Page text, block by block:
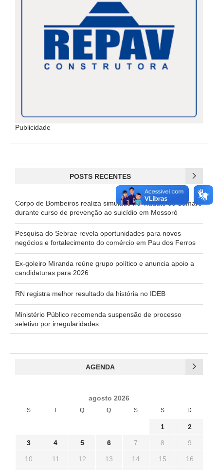
Publicidade
POSTS RECENTES
Corpo de Bombeiros realiza simulado no Viaduto do Sumaré
durante curso de prevenção ao suicídio em Mossoró
Pesquisa do Sebrae revela oportunidades para novos
negócios e fortalecimento do comércio em Pau dos Ferros
Ex-goleiro Miranda reúne grupo político e anuncia apoio a
candidaturas para 2026
RN registra melhor resultado da história no IDEB
Ministério Público recomenda suspensão de processo
seletivo por irregularidades
AGENDA
agosto 2026
S T Q Q S S D
1 2
3 4 5 6 7 8 9
10 11 12 13 14 15 16